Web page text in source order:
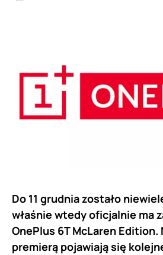
Do 11 grudnia zostało
właśnie wtedy oficjalnie ma
OnePlus 6T McLaren Edition.
premierą pojawiają się